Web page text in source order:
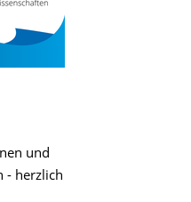
und
- herzlich